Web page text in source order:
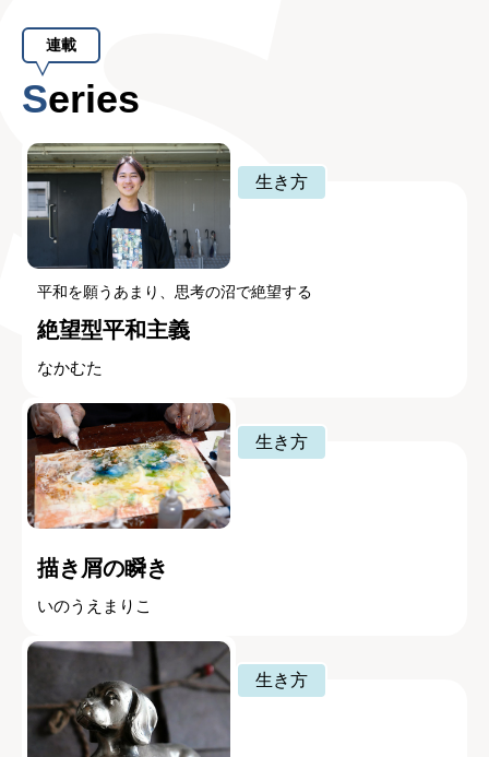
連載
Series
生き方
平和を願うあまり、思考の沼で絶望する
絶望型平和主義
なかむた
生き方
描き屑の瞬き
いのうえまりこ
生き方